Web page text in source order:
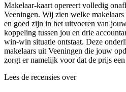
Makelaar-kaart opereert volledig
Veeningen. Wij zien welke
en goed zijn in het uitvoeren van
koppeling tussen jou en drie
win-win situatie ontstaat. Deze
makelaars uit Veeningen die jouw
zorgt er namelijk voor dat de prijs
Lees de recensies over